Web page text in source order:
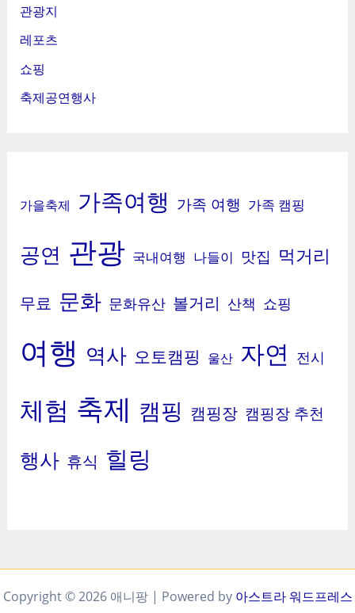
관광지
레포츠
쇼핑
축제공연행사
가을축제 가족여행 가족 여행 가족 캠핑
공연 관광 국내여행 나들이 맛집 먹거리
무료 문화 문화유산 볼거리 산책 쇼핑
여행 역사 오토캠핑 울산 자연 전시
체험 축제 캠핑 캠핑장 캠핑장 추천
행사 휴식 힐링
Copyright © 2026 애니팡 | Powered by 아스트라 워드프레스